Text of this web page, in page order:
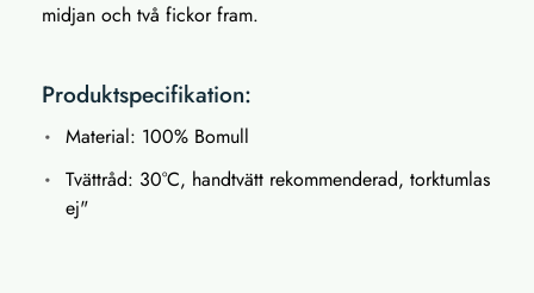
midjan och två fickor fram.
Produktspecifikation:
Material: 100% Bomull
Tvättråd: 30°C, handtvätt rekommenderad, torktumlas
ej"